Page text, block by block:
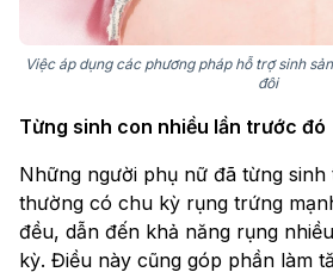
Việc áp dụng các phương pháp hỗ trợ sinh
đôi
Từng sinh con nhiều lần trước đó
Những người phụ nữ đã từng
thường có chu kỳ rụng trứng
đều, dẫn đến khả năng rụng
kỳ. Điều này cũng góp phần làm